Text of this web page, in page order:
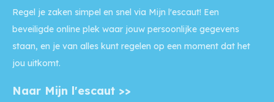
Regel je zaken simpel en snel via Mijn l'escaut! Een
beveiligde online plek waar jouw persoonlijke gegevens
staan, en je van alles kunt regelen op een moment dat het
jou uitkomt.
Naar Mijn l'escaut >>